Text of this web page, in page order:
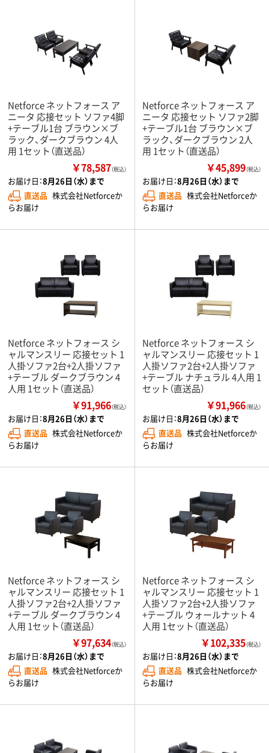
Netforce ネットフォース ア
ニータ 応接セット ソファ4脚
+テーブル1台 ブラウン×ブ
ラック、ダークブラウン 4人
用 1セット（直送品）
￥78,587（税込）
お届け日：8月26日（水）まで
直送品 株式会社Netforceか
らお届け
Netforce ネットフォース ア
ニータ 応接セット ソファ2脚
+テーブル1台 ブラウン×ブ
ラック、ダークブラウン 2人
用 1セット（直送品）
￥45,899（税込）
お届け日：8月26日（水）まで
直送品 株式会社Netforceか
らお届け
Netforce ネットフォース シ
ャルマンスリー 応接セット 1
人掛ソファ2台+2人掛ソファ
+テーブル ダークブラウン 4
人用 1セット（直送品）
￥91,966（税込）
お届け日：8月26日（水）まで
直送品 株式会社Netforceか
らお届け
Netforce ネットフォース シ
ャルマンスリー 応接セット 1
人掛ソファ2台+2人掛ソファ
+テーブル ナチュラル 4人用 1
セット（直送品）
￥91,966（税込）
お届け日：8月26日（水）まで
直送品 株式会社Netforceか
らお届け
Netforce ネットフォース シ
ャルマンスリー 応接セット 1
人掛ソファ2台+2人掛ソファ
+テーブル ダークブラウン 4
人用 1セット（直送品）
￥97,634（税込）
お届け日：8月26日（水）まで
直送品 株式会社Netforceか
らお届け
Netforce ネットフォース シ
ャルマンスリー 応接セット 1
人掛ソファ2台+2人掛ソファ
+テーブル ウォールナット 4
人用 1セット（直送品）
￥102,335（税込）
お届け日：8月26日（水）まで
直送品 株式会社Netforceか
らお届け